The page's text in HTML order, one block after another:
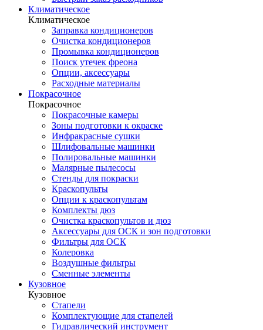
Климатическое
Климатическое
Заправка кондиционеров
Очистка кондиционеров
Промывка кондиционеров
Поиск утечек фреона
Опции, аксессуары
Расходные материалы
Покрасочное
Покрасочное
Покрасочные камеры
Зоны подготовки к окраске
Инфракрасные сушки
Шлифовальные машинки
Полировальные машинки
Малярные пылесосы
Стенды для покраски
Краскопульты
Опции к краскопультам
Комплекты дюз
Очистка краскопультов и дюз
Аксессуары для ОСК и зон подготовки
Фильтры для ОСК
Колеровка
Воздушные фильтры
Сменные элементы
Кузовное
Кузовное
Стапели
Комплектующие для стапелей
Гидравлический инструмент